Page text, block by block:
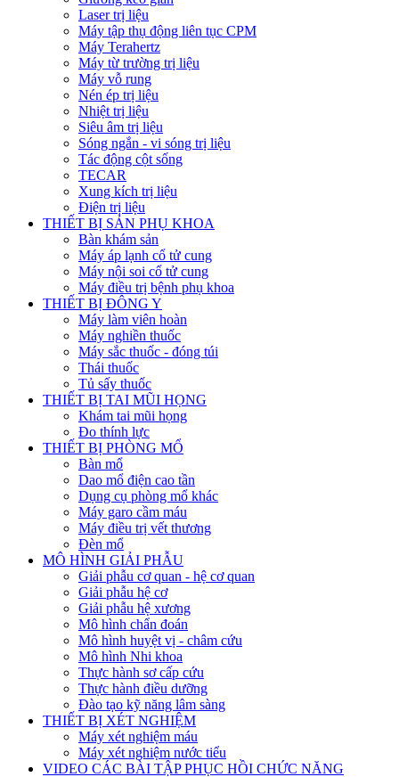
Laser trị liệu
Máy tập thụ động liên tục CPM
Máy Terahertz
Máy từ trường trị liệu
Máy vỗ rung
Nén ép trị liệu
Nhiệt trị liệu
Siêu âm trị liệu
Sóng ngắn - vi sóng trị liệu
Tác động cột sống
TECAR
Xung kích trị liệu
Điện trị liệu
THIẾT BỊ SẢN PHỤ KHOA
Bàn khám sản
Máy áp lạnh cổ tử cung
Máy nội soi cổ tử cung
Máy điều trị bệnh phụ khoa
THIẾT BỊ ĐÔNG Y
Máy làm viên hoàn
Máy nghiền thuốc
Máy sắc thuốc - đóng túi
Thái thuốc
Tủ sấy thuốc
THIẾT BỊ TAI MŨI HỌNG
Khám tai mũi họng
Đo thính lực
THIẾT BỊ PHÒNG MỔ
Bàn mổ
Dao mổ điện cao tần
Dụng cụ phòng mổ khác
Máy garo cầm máu
Máy điều trị vết thương
Đèn mổ
MÔ HÌNH GIẢI PHẪU
Giải phẫu cơ quan - hệ cơ quan
Giải phẫu hệ cơ
Giải phẫu hệ xương
Mô hình chẩn đoán
Mô hình huyệt vị - châm cứu
Mô hình Nhi khoa
Thực hành sơ cấp cứu
Thực hành điều dưỡng
Đào tạo kỹ năng lâm sàng
THIẾT BỊ XÉT NGHIỆM
Máy xét nghiệm máu
Máy xét nghiệm nước tiểu
VIDEO CÁC BÀI TẬP PHỤC HỒI CHỨC NĂNG